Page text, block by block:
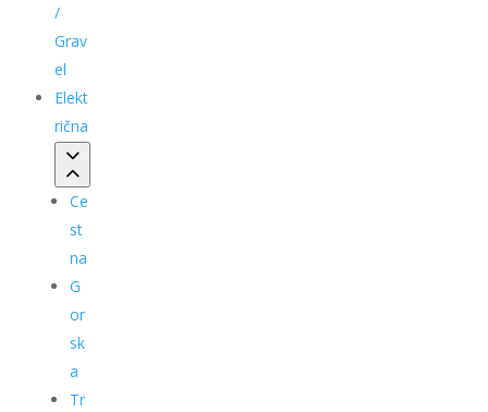
/
Grav
el
Elekt
rična
Ce
st
na
G
or
sk
a
Tr